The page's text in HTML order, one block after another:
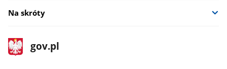
Na skróty
stopka
gov.pl
Strona
gov.pl